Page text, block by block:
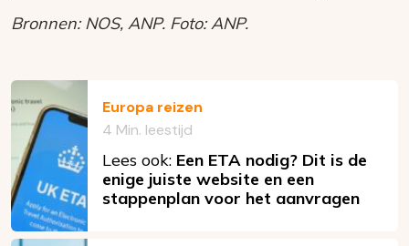
Bronnen: NOS, ANP. Foto: ANP.
Europa reizen
4 Min. leestijd
Lees ook: Een ETA nodig? Dit is de
enige juiste website en een
stappenplan voor het aanvragen